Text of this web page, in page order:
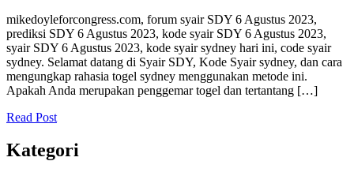
mikedoyleforcongress.com, forum syair SDY 6 Agustus 2023,
prediksi SDY 6 Agustus 2023, kode syair SDY 6 Agustus 2023,
syair SDY 6 Agustus 2023, kode syair sydney hari ini, code syair
sydney. Selamat datang di Syair SDY, Kode Syair sydney, dan cara
mengungkap rahasia togel sydney menggunakan metode ini.
Apakah Anda merupakan penggemar togel dan tertantang […]
Read Post
Kategori